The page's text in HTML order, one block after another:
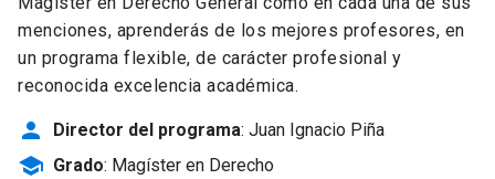
menciones, aprenderás de los mejores profesores, en
un programa flexible, de carácter profesional y
reconocida excelencia académica.
person Director del programa: Juan Ignacio Piña
school Grado: Magíster en Derecho